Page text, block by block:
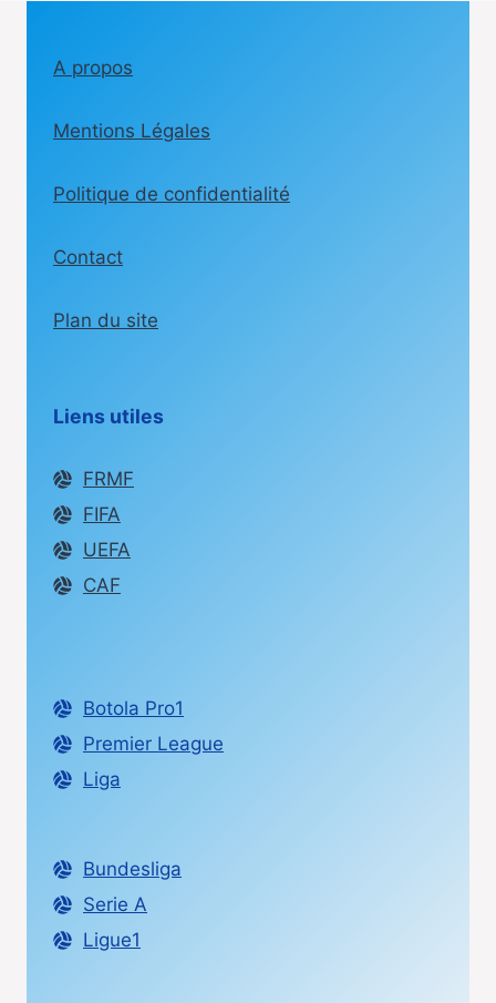
A propos
Mentions Légales
Politique de confidentialité
Contact
Plan du site
Liens utiles
FRMF
FIFA
UEFA
CAF
Botola Pro1
Premier League
Liga
Bundesliga
Serie A
Ligue1